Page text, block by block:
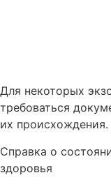
Для некоторых
требоваться
их происхождения.
Справка о
здоровья